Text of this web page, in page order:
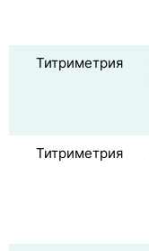
Титриметрия
Титриметрия